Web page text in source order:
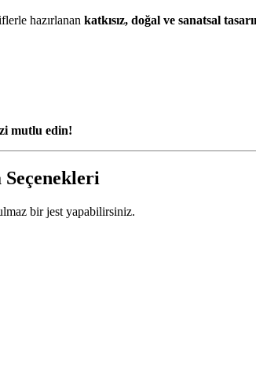
hazırlanan katkısız, doğal ve sanatsal
mutlu edin!
bir jest yapabilirsiniz.